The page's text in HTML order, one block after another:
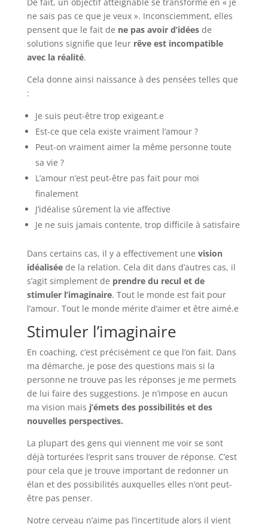
ne sais pas ce que je veux ». Inconsciemment, elles
pensent que le fait de ne pas avoir d’idéesde
solutions signifie que leur rêve est incompatible
avec la réalité.
Cela donne ainsi naissance à des pensées telles que
:
Je suis peut-être trop exigeant.e
Est-ce que cela existe vraiment l’amour ?
Peut-on vraiment aimer la même personne toute
sa vie ?
L’amour n’est peut-être pas fait pour moi
finalement
J’idéalise sûrement la vie affective
Je ne suis jamais contente, trop difficile à satisfaire
Dans certains cas, il y a effectivement une vision
idéaliséede la relation. Cela dit dans d’autres cas, il
s’agit simplement de prendre du recul et de
stimuler l’imaginaire. Tout le monde est fait pour
l’amour. Tout le monde mérite d’aimer et être aimé.e
Stimuler l’imaginaire
En coaching, c’est précisément ce que l’on fait. Dans
ma démarche, je pose des questions mais si la
personne ne trouve pas les réponses je me permets
de lui faire des suggestions. Je n’impose en aucun
ma vision mais j’émets des possibilités et des
nouvelles perspectives.
La plupart des gens qui viennent me voir se sont
déjà torturées l’esprit sans trouver de réponse. C’est
pour cela que je trouve important de redonner un
élan et des possibilités auxquelles elles n’ont peut-
être pas penser.
Notre cerveau n’aime pas l’incertitude alors il vient